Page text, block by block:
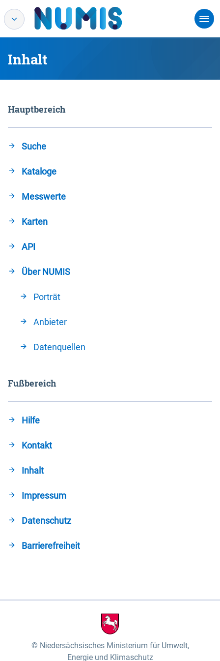
Inhalt
Hauptbereich
Suche
Kataloge
Messwerte
Karten
API
Über NUMIS
Porträt
Anbieter
Datenquellen
Fußbereich
Hilfe
Kontakt
Inhalt
Impressum
Datenschutz
Barrierefreiheit
Niedersächsisches Ministerium für Umwelt,
Energie und Klimaschutz